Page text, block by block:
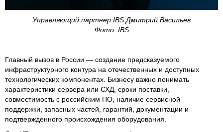
Управляющий партнер IBS Дмитрий Васильев
Фото: IBS
Главный вызов в России — создание предсказуемого
инфраструктурного контура на отечественных и доступных
технологических компонентах. Бизнесу важно понимать
характеристики сервера или СХД, сроки поставки,
совместимость с российским ПО, наличие сервисной
поддержки, запасных частей, гарантий, документации и
подтвержденного происхождения оборудования.